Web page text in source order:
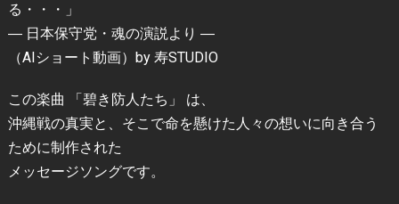
る・・・」
― 日本保守党・魂の演説より ―
（AIショート動画）by 寿STUDIO
この楽曲 「碧き防人たち」 は、
沖縄戦の真実と、そこで命を懸けた人々の想いに向き合う
ために制作された
メッセージソングです。